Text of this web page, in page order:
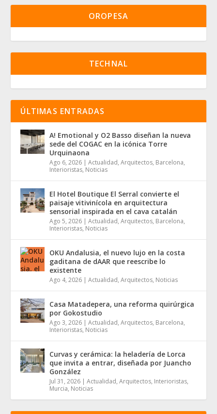
OROPESA
TECHNAL
ÚLTIMAS ENTRADAS
A! Emotional y O2 Basso diseñan la nueva
sede del COGAC en la icónica Torre
Urquinaona
Ago 6, 2026 |Actualidad,Arquitectos, Barcelona,
Interioristas, Noticias
El Hotel Boutique El Serral convierte el
paisaje vitivinícola en arquitectura
sensorial inspirada en el cava catalán
Ago 5, 2026 |Actualidad,Arquitectos, Barcelona,
Interioristas, Noticias
OKU Andalusia, el nuevo lujo en la costa
gaditana de dAAR que reescribe lo
existente
Ago 4, 2026 |Actualidad,Arquitectos, Noticias
Casa Matadepera, una reforma quirúrgica
por Gokostudio
Ago 3, 2026 |Actualidad,Arquitectos, Barcelona,
Interioristas, Noticias
Curvas y cerámica: la heladería de Lorca
que invita a entrar, diseñada por Juancho
González
Jul 31, 2026 |Actualidad,Arquitectos, Interioristas,
Murcia, Noticias